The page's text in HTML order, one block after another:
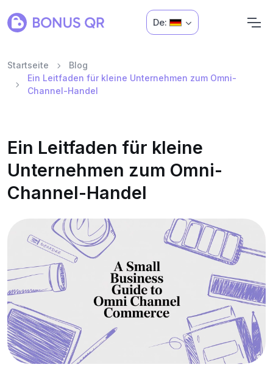
De:
Startseite
Blog
Ein Leitfaden für kleine Unternehmen zum Omni-
Channel-Handel
Ein Leitfaden für kleine
Unternehmen zum Omni-
Channel-Handel